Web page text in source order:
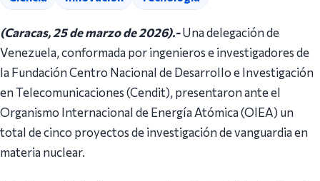
(Caracas, 25 de marzo de 2026).-Una delegación de
Venezuela, conformada por ingenieros e investigadores de
la Fundación Centro Nacional de Desarrollo e Investigación
en Telecomunicaciones (Cendit), presentaron ante el
Organismo Internacional de Energía Atómica (OIEA) un
total de cinco proyectos de investigación de vanguardia en
materia nuclear.